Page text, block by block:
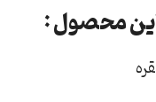
محصول :